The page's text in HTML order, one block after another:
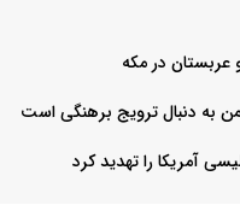
عربستان در مکه
به دنبال ترویج برهنگی است
آمریکا را تهدید کرد